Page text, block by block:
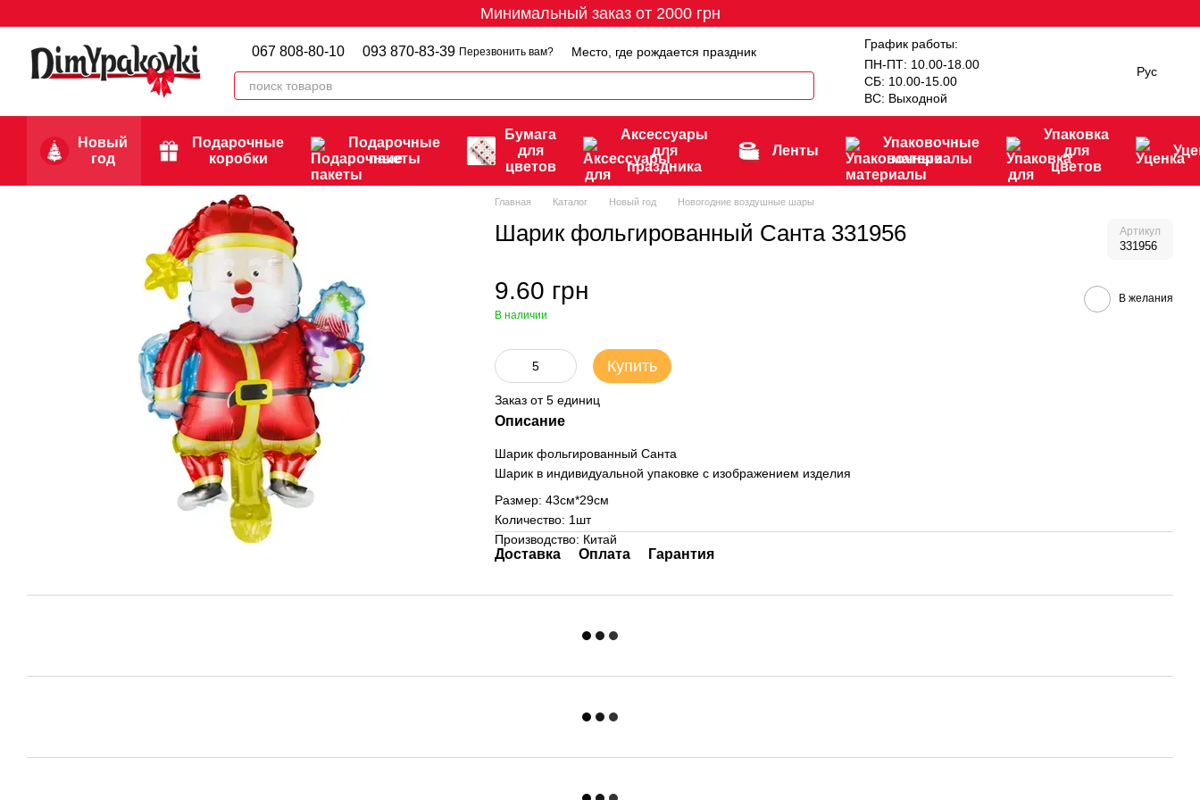
Минимальный заказ от 2000 грн
067 808-80-10 093 870-83-39 Перезвонить вам? Место, где рождается праздник
График работы:
ПН-ПТ: 10.00-18.00
СБ: 10.00-15.00
ВС: Выходной
Рус
Новый
год
Подарочные
коробки
Подарочные
пакеты
Бумага
для
цветов
Аксессуары
для
праздника
Ленты
Упаковочные
материалы
Упаковка
для
цветов
Главная Каталог Новый год Новогодние воздушные шары
Шарик фольгированный Санта 331956 Артикул
331956
9.60 грн
В наличии
В желания
Купить
Заказ от 5 единиц
Описание
Шарик фольгированный Санта
Шарик в индивидуальной упаковке с изображением изделия
Размер: 43см*29см
Количество: 1шт
Производство: Китай
Доставка Оплата Гарантия